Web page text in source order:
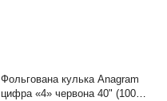
Фольгована кулька Anagram
цифра «4» червона 40" (100